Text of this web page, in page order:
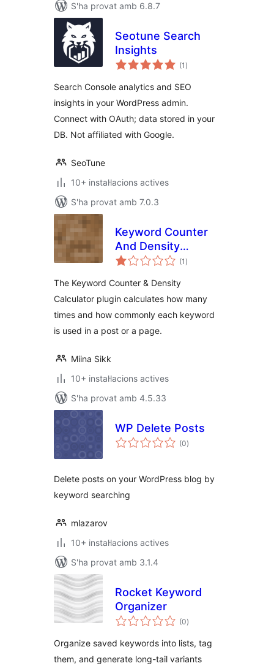
S'ha provat amb 6.8.7
Seotune Search
Insights
(1 puntuacions
totals
)
Search Console analytics and SEO
insights in your WordPress admin.
Connect with OAuth; data stored in your
DB. Not affiliated with Google.
SeoTune
10+ instal·lacions actives
S'ha provat amb 7.0.3
Keyword Counter
And Density
Calculator
(1 puntuacions
totals
)
The Keyword Counter & Density
Calculator plugin calculates how many
times and how commonly each keyword
is used in a post or a page.
Miina Sikk
10+ instal·lacions actives
S'ha provat amb 4.5.33
WP Delete Posts
(0puntuacions
totals
)
Delete posts on your WordPress blog by
keyword searching
mlazarov
10+ instal·lacions actives
S'ha provat amb 3.1.4
Rocket Keyword
Organizer
(0puntuacions
totals
)
Organize saved keywords into lists, tag
them, and generate long-tail variants